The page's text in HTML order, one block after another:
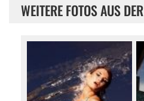
WEITERE FOTOS AUS